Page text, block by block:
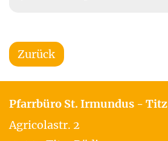
Zurück
Pfarrbüro St. Irmundus - Titz
Agricolastr. 2